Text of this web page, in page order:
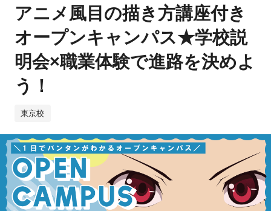
アニメ風目の描き方講座付き
オープンキャンパス★学校説
明会×職業体験で進路を決めよ
う！
東京校